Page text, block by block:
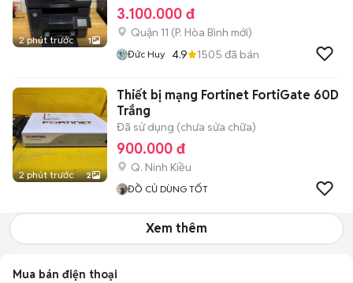
2 phút trước 1
3.100.000 đ
Quận 11 (P. Hòa Bình mới)
Đức Huy 4.9 1505 đã bán
2 phút trước 2
Thiết bị mạng Fortinet FortiGate 60D
Trắng
Đã sử dụng (chưa sửa chữa)
900.000 đ
Q. Ninh Kiều
ĐỒ CỦ DÙNG TỐT
Xem thêm
Mua bán điện thoại